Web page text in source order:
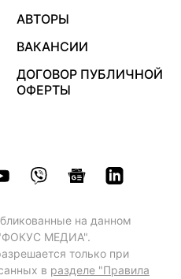
АВТОРЫ
ВАКАНСИИ
ДОГОВОР ПУБЛИЧНОЙ
ОФЕРТЫ
на данном
МЕДИА".
только при
в разделе "Правила